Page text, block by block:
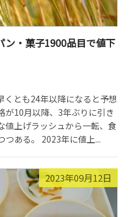
ン・菓子1900品目で値下
とも24年以降になると予想
が10月以降、3年ぶりに引き
値上げラッシュから一転、食
ある。 2023年に値上...
2023年09月12日